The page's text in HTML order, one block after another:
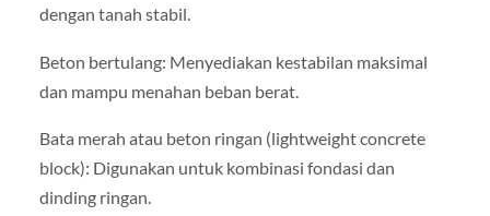
dengan tanah stabil.
Beton bertulang: Menyediakan kestabilan maksimal
dan mampu menahan beban berat.
Bata merah atau beton ringan (lightweight concrete
block): Digunakan untuk kombinasi fondasi dan
dinding ringan.